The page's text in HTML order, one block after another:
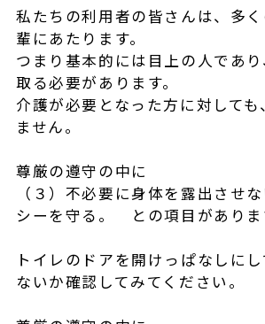
私たちの利用者の皆さんは、多
輩にあたります。
つまり基本的には目上の人であ
取る必要があります。
介護が必要となった方に対しても
ません。
尊厳の遵守の中に
（３）不必要に身体を露出させ
シーを守る。 との項目がありま
トイレのドアを開けっぱなしに
ないか確認してみてください。